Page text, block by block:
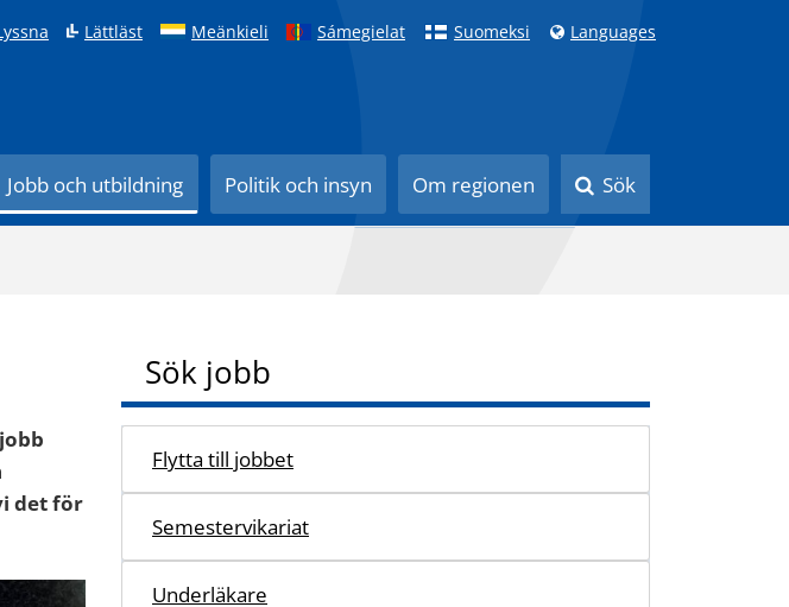
Lättläst Meänkieli Sámegielat Suomeksi Languages
Jobb och utbildning Politik och insyn Om regionen Sök
det för
Sök jobb
Flytta till jobbet
Semestervikariat
Underläkare